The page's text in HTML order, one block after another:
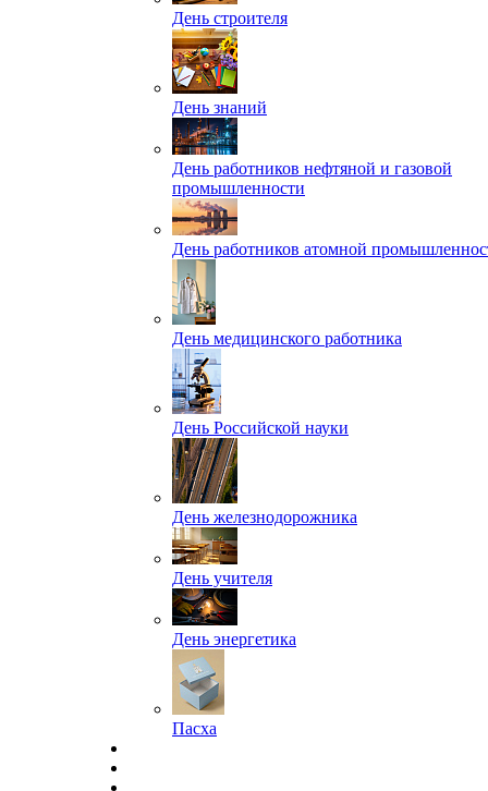
День строителя
День знаний
День работников нефтяной и газовой
промышленности
День работников атомной
День медицинского работника
День Российской науки
День железнодорожника
День учителя
День энергетика
Пасха